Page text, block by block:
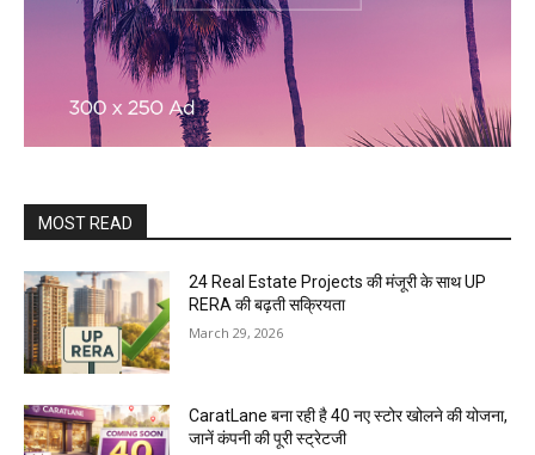
MOST READ
24 Real Estate Projects की मंजूरी के साथ UP
RERA की बढ़ती सक्रियता
March 29, 2026
CaratLane बना रही है 40 नए स्टोर खोलने की योजना,
जानें कंपनी की पूरी स्ट्रेटजी